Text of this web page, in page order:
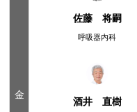
金
佐藤 将嗣
呼吸器内科
酒井 直樹